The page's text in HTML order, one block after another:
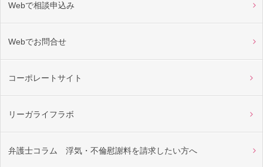
Webで相談申込み
Webでお問合せ
コーポレートサイト
リーガライフラボ
弁護士コラム 浮気・不倫慰謝料を請求したい方へ